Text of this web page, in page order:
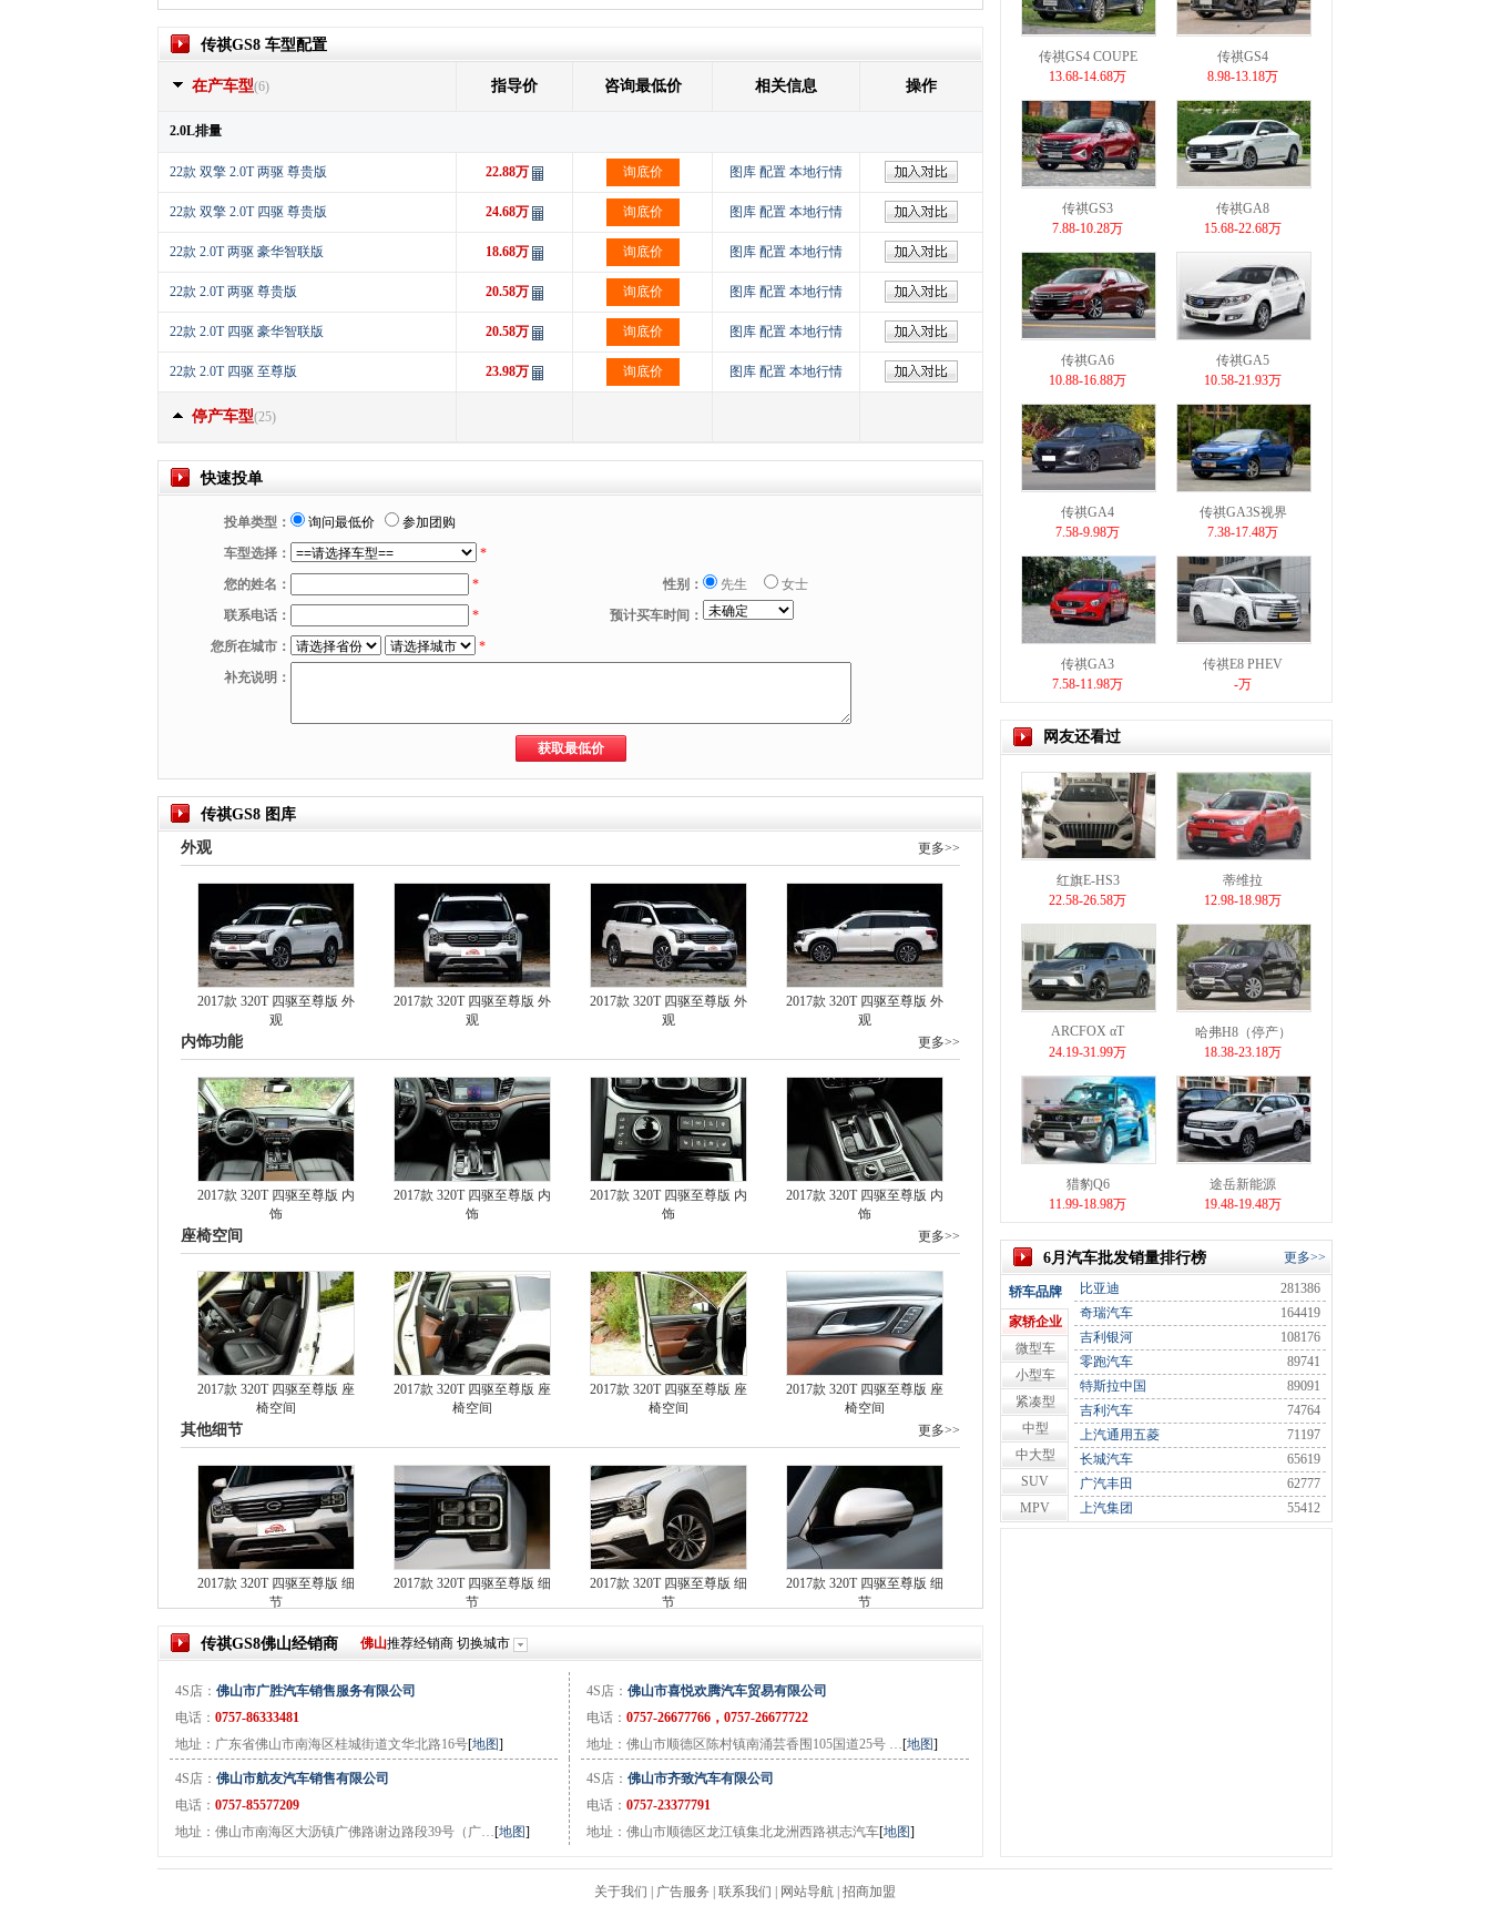
传祺GS8 车型配置
在产车型(6) 指导价 咨询最低价 相关信息 操作
2.0L排量
22款 双擎 2.0T 两驱 尊贵版 22.88万 询底价 图库 配置 本地行情
22款 双擎 2.0T 四驱 尊贵版 24.68万 询底价 图库 配置 本地行情
22款 2.0T 两驱 豪华智联版 18.68万 询底价 图库 配置 本地行情
22款 2.0T 两驱 尊贵版 20.58万 询底价 图库 配置 本地行情
22款 2.0T 四驱 豪华智联版 20.58万 询底价 图库 配置 本地行情
22款 2.0T 四驱 至尊版 23.98万 询底价 图库 配置 本地行情
停产车型(25)
快速投单
投单类型： 询问最低价
参加团购
车型选择：
*
您的姓名：
* 性别： 先生
女士
联系电话：
*
预计买车时间：
您所在城市：
*
补充说明：
传祺GS8 图库
外观
更多>>
2017款 320T 四驱至尊版 外
观
2017款 320T 四驱至尊版 外
观
2017款 320T 四驱至尊版 外
观
2017款 320T 四驱至尊版 外
观
内饰功能 更多>>
2017款 320T 四驱至尊版 内
饰
2017款 320T 四驱至尊版 内
饰
2017款 320T 四驱至尊版 内
饰
2017款 320T 四驱至尊版 内
饰
座椅空间 更多>>
2017款 320T 四驱至尊版 座
椅空间
2017款 320T 四驱至尊版 座
椅空间
2017款 320T 四驱至尊版 座
椅空间
2017款 320T 四驱至尊版 座
椅空间
其他细节 更多>>
2017款 320T 四驱至尊版 细
节
2017款 320T 四驱至尊版 细
节
2017款 320T 四驱至尊版 细
节
2017款 320T 四驱至尊版 细
节
传祺GS8佛山经销商 佛山推荐经销商 切换城市
4S店： 佛山市广胜汽车销售服务有限公司
电话： 0757-86333481
地址：广东省佛山市南海区桂城街道文华北路16号[地图]
4S店： 佛山市喜悦欢腾汽车贸易有限公司
电话： 0757-26677766，0757-26677722
地址：佛山市顺德区陈村镇南涌芸香围105国道25号 …[地图]
4S店： 佛山市航友汽车销售有限公司
电话： 0757-85577209
地址：佛山市南海区大沥镇广佛路谢边路段39号（广…[地图]
4S店： 佛山市齐致汽车有限公司
电话： 0757-23377791
地址：佛山市顺德区龙江镇集北龙洲西路祺志汽车[地图]
传祺GS4 COUPE
13.68-14.68万
传祺GS4
8.98-13.18万
传祺GS3
7.88-10.28万
传祺GA8
15.68-22.68万
传祺GA6
10.88-16.88万
传祺GA5
10.58-21.93万
传祺GA4
7.58-9.98万
传祺GA3S视界
7.38-17.48万
传祺GA3
7.58-11.98万
传祺E8 PHEV
-万
网友还看过
红旗E-HS3
22.58-26.58万
蒂维拉
12.98-18.98万
ARCFOX αT
24.19-31.99万
哈弗H8（停产）
18.38-23.18万
猎豹Q6
11.99-18.98万
途岳新能源
19.48-19.48万
6月汽车批发销量排行榜 更多>>
轿车品牌
家轿企业
微型车
小型车
紧凑型
中型
中大型
SUV
MPV
比亚迪
281386
奇瑞汽车
164419
吉利银河
108176
零跑汽车
89741
特斯拉中国
89091
吉利汽车
74764
上汽通用五菱
71197
长城汽车
65619
广汽丰田
62777
上汽集团
55412
关于我们 广告服务 联系我们 网站导航 招商加盟